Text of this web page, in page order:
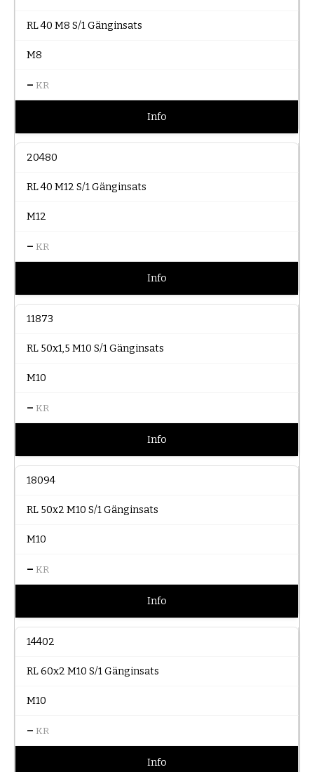
RL 40 M8 S/1 Gänginsats
M8
– KR
Info
20480
RL 40 M12 S/1 Gänginsats
M12
– KR
Info
11873
RL 50x1,5 M10 S/1 Gänginsats
M10
– KR
Info
18094
RL 50x2 M10 S/1 Gänginsats
M10
– KR
Info
14402
RL 60x2 M10 S/1 Gänginsats
M10
– KR
Info